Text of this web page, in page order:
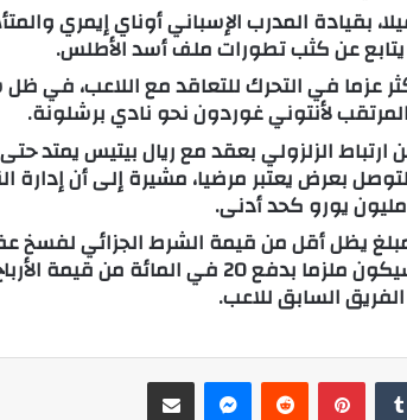
بقيادة المدرب الإسباني أوناي إيمري
يتابع عن كثب تطورات ملف أسد الأطلس.
عزما في التحرك للتعاقد مع اللاعب، في
لأنتوني غوردون نحو نادي برشلونة.
بعرض يعتبر مرضيا، مشيرة إلى أن إدارة
مليون يورو، غير أن ريال بيتيس سيكون ملزما بدفع 20
السابق للاعب.
بينتيريست